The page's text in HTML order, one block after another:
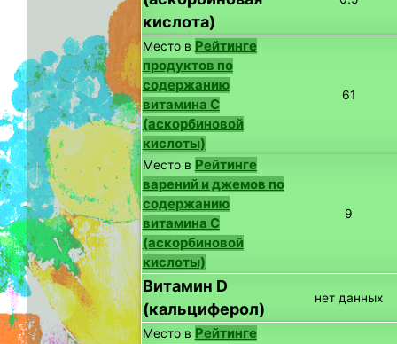
кислота)
Место в Рейтинге
продуктов по
содержанию
витамина C
(аскорбиновой
кислоты)
61
Место в Рейтинге
варений и джемов по
содержанию
витамина C
(аскорбиновой
кислоты)
9
Витамин D
(кальциферол)
нет данных
Место в Рейтинге